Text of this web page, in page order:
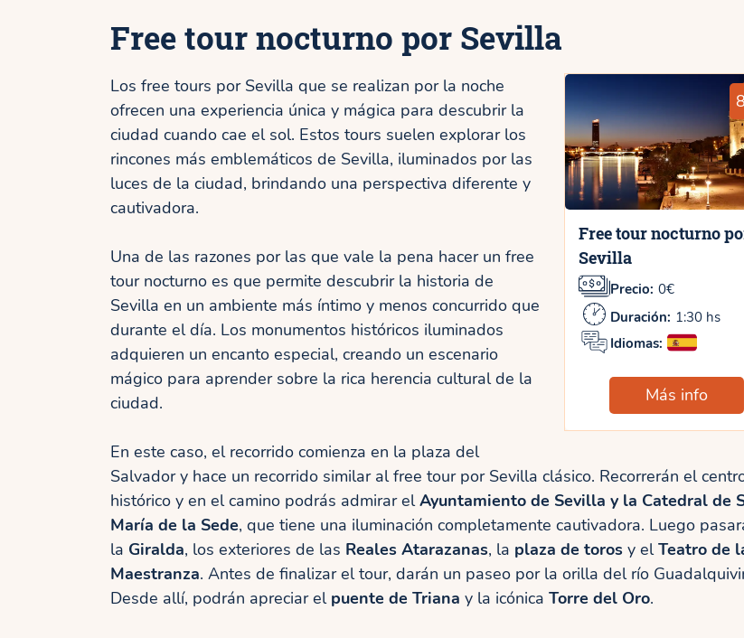
Free tour nocturno por Sevilla
Free tour nocturno
Sevilla
Precio: 0€
Duración: 1:30 hs
Idiomas:
Más info
Los free tours por Sevilla que se realizan por la noche
ofrecen una experiencia única y mágica para descubrir la
ciudad cuando cae el sol. Estos tours suelen explorar los
rincones más emblemáticos de Sevilla, iluminados por las
luces de la ciudad, brindando una perspectiva diferente y
cautivadora.
Una de las razones por las que vale la pena hacer un free
tour nocturno es que permite descubrir la historia de
Sevilla en un ambiente más íntimo y menos concurrido que
durante el día. Los monumentos históricos iluminados
adquieren un encanto especial, creando un escenario
mágico para aprender sobre la rica herencia cultural de la
ciudad.
En este caso, el recorrido comienza en la plaza del
Salvador y hace un recorrido similar al free tour por Sevilla clásico. Recorrerán el
histórico y en el camino podrás admirar elAyuntamiento de Sevilla y la Catedral de
María de la Sede, que tiene una iluminación completamente cautivadora. Luego
la Giralda, los exteriores de las Reales Atarazanas, la plaza de toros y elTeatro de
Maestranza. Antes de finalizar el tour, darán un paseo por la orilla del río
Desde allí, podrán apreciar el puente de Triana y la icónica Torre del Oro.